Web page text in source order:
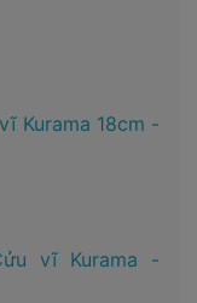
Kurama 18cm -
vĩ Kurama -